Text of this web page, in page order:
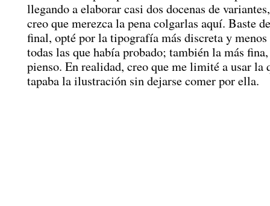
llegando a elaborar casi dos docenas de
creo que merezca la pena colgarlas aquí. Baste
final, opté por la tipografía más discreta y
todas las que había probado; también la más
pienso. En realidad, creo que me limité a usar la
tapaba la ilustración sin dejarse comer por ella.